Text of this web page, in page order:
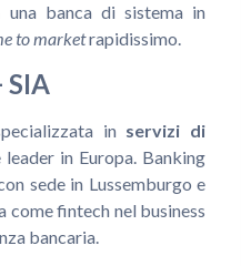
banca di sistema in
to marketrapidissimo.
SIA
in servizi di
leader in Europa. Banking
sede in Lussemburgo e
come fintech nel business
bancaria.